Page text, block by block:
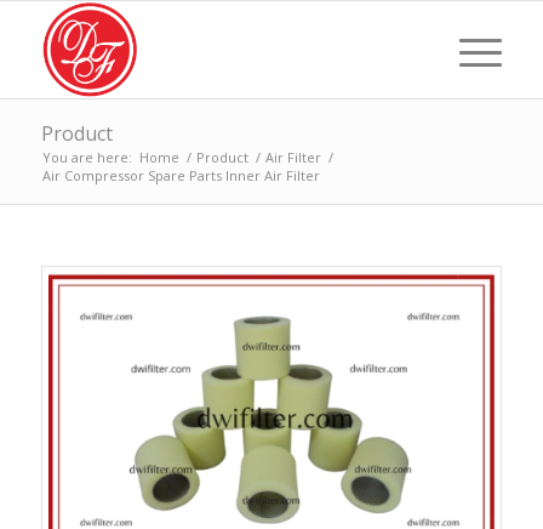
Product
You are here: Home / Product / Air Filter /
Air Compressor Spare Parts Inner Air Filter